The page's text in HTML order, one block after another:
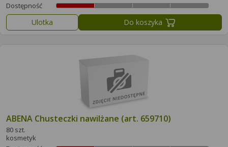
Dostępność
Ulotka Do koszyka
ABENA Chusteczki nawilżane (art. 659710)
80 szt.
kosmetyk